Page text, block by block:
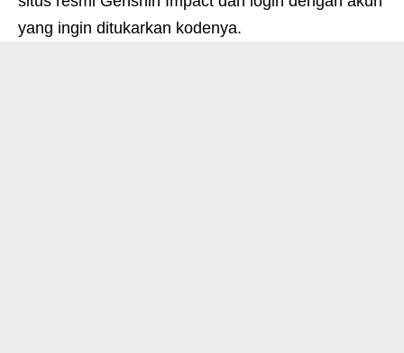
yang ingin ditukarkan kodenya.